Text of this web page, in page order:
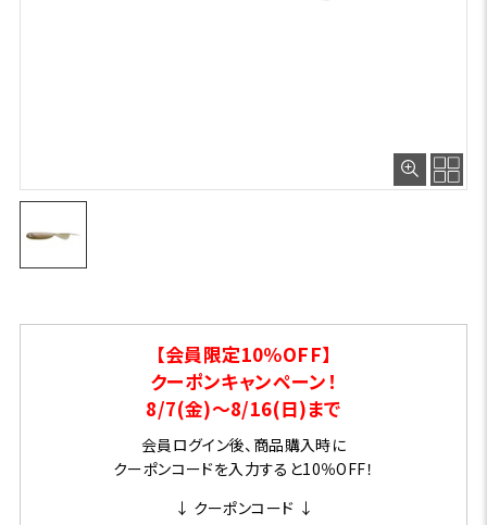
【会員限定10％OFF】
クーポンキャンペーン！
8/7(金)～8/16(日)まで
会員ログイン後、商品購入時に
クーポンコードを入力すると10％OFF！
↓ クーポンコード ↓